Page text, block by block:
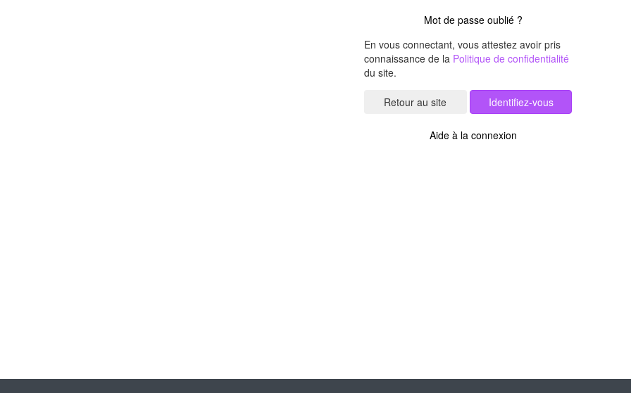
Mot de passe oublié ?
En vous connectant, vous attestez avoir pris
connaissance de la Politique de confidentialité
du site.
Identifiez-vous
Aide à la connexion